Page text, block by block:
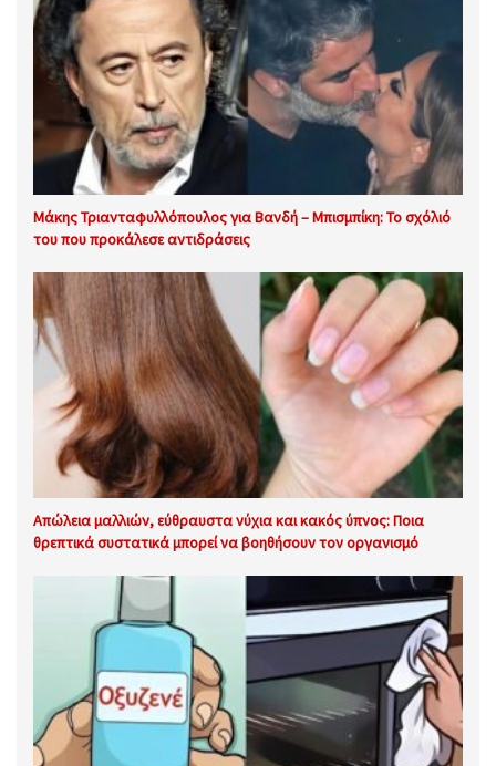
Μάκης Τριανταφυλλόπουλος για Βανδή – Μπισμπίκη: Το σχόλιό
του που προκάλεσε αντιδράσεις
Απώλεια μαλλιών, εύθραυστα νύχια και κακός ύπνος: Ποια
θρεπτικά συστατικά μπορεί να βοηθήσουν τον οργανισμό